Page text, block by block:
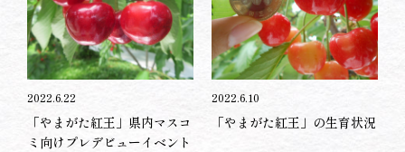
2022.6.22
「やまがた紅王」県内マスコ
ミ向けプレデビューイベント
2022.6.10
「やまがた紅王」の生育状況